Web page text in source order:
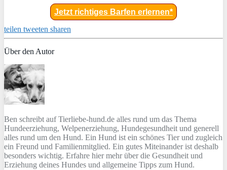
Jetzt richtiges Barfen erlernen*
teilen tweeten sharen
Über den Autor
Ben schreibt auf Tierliebe-hund.de alles rund um das Thema
Hundeerziehung, Welpenerziehung, Hundegesundheit und generell
alles rund um den Hund. Ein Hund ist ein schönes Tier und zugleich
ein Freund und Familienmitglied. Ein gutes Miteinander ist deshalb
besonders wichtig. Erfahre hier mehr über die Gesundheit und
Erziehung deines Hundes und allgemeine Tipps zum Hund.